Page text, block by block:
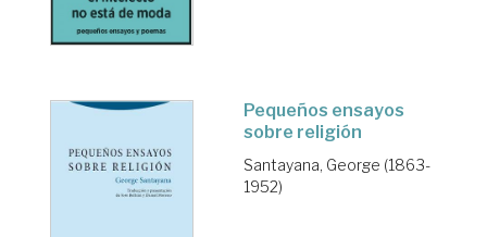
Pequeños ensayos
sobre religión
Santayana, George (1863-
1952)